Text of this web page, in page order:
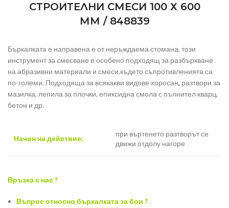
СТРОИТЕЛНИ СМЕСИ 100 Х 600
ММ / 848839
Бъркалката е направена е от неръждаема стомана, този
инструмент за смесване е особено подходящ за разбъркване
на абразивни материали и смеси,където съпротивленията са
по-големи. Подходяща за всякакви видове хоросан, разтвори за
мазилка, лепила за плочки, епиксидна смола с пълнител кварц,
бетон и др.
Начин на действие:
при въртенето разтворът се
движи отдолу нагоре
Връзка с нас ?
Въпрос относно бъркалката за бои ?